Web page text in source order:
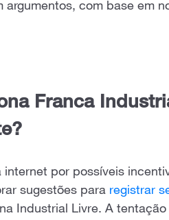
argumentos, com base em
Franca
internet por possíveis
sugestões para registrar
Industrial Livre. A